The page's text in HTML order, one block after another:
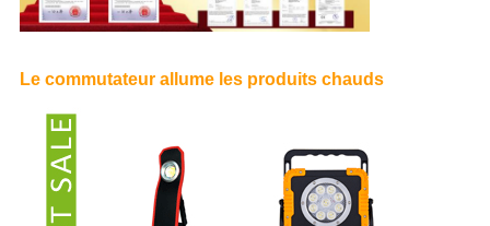
Le commutateur allume les produits chauds